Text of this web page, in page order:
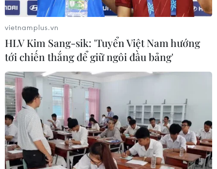
Bưu điện Việt Nam vận hành Trung tâm
khai thác bưu chính Quốc tế
01/09/2016 03:37
Trung tâm Khai thác bưu chính quốc tế sẽ góp phần
vietnamplus.vn
HLV Kim Sang-sik: 'Tuyển Việt Nam hướng
tới chiến thắng để giữ ngôi đầu bảng'